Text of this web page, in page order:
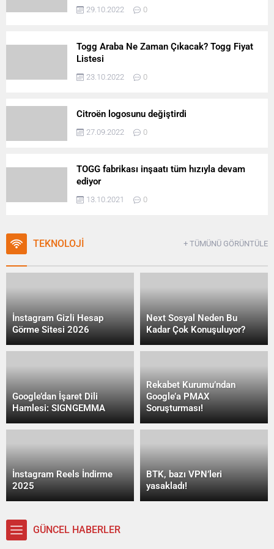
29.10.2022 0
Togg Araba Ne Zaman Çıkacak? Togg Fiyat
Listesi
23.10.2022 0
Citroën logosunu değiştirdi
27.09.2022 0
TOGG fabrikası inşaatı tüm hızıyla devam
ediyor
13.10.2021 0
TEKNOLOJİ + TÜMÜNÜ GÖRÜNTÜLE
İnstagram Gizli Hesap
Görme Sitesi 2026
Next Sosyal Neden Bu
Kadar Çok Konuşuluyor?
Google’dan İşaret Dili
Hamlesi: SIGNGEMMA
Rekabet Kurumu’ndan
Google’a PMAX
Soruşturması!
İnstagram Reels İndirme
2025
BTK, bazı VPN’leri
yasakladı!
GÜNCEL HABERLER